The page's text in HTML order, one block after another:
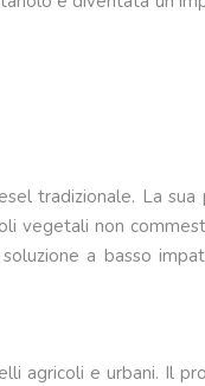
tradizionale. La
vegetali non
a basso
agricoli e urbani. Il